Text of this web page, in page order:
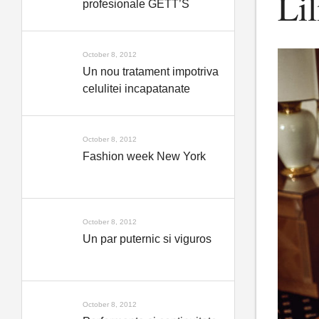
profesionale GETT’S
October 8, 2012
Un nou tratament impotriva
celulitei incapatanate
October 8, 2012
Fashion week New York
October 8, 2012
Un par puternic si viguros
October 8, 2012